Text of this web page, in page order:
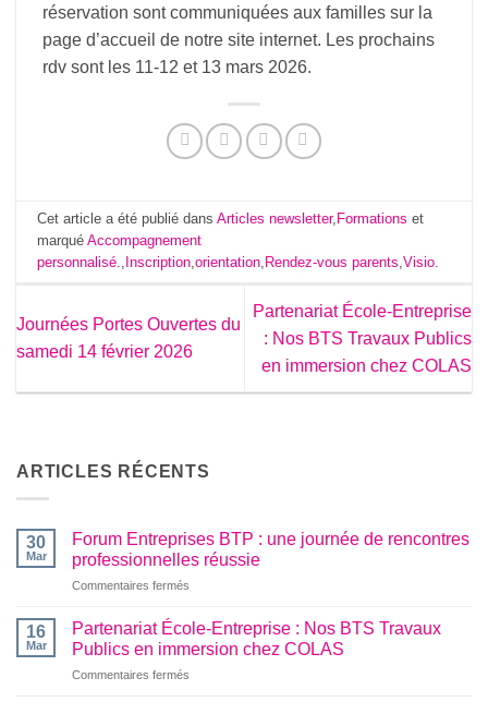
réservation sont communiquées aux familles sur la
page d’accueil de notre site internet. Les prochains
rdv sont les 11-12 et 13 mars 2026.
Cet article a été publié dansArticles newsletter, Formations et
marquéAccompagnement
personnalisé.
Inscription ,orientation Rendez-vous parents ,Visio
Journées Portes Ouvertes du
samedi 14 février 2026
Partenariat École-Entreprise
: Nos BTS Travaux Publics
en immersion chez COLAS
ARTICLES RÉCENTS
30
Mar
Forum Entreprises BTP : une journée de rencontres
professionnelles réussie
Commentaires fermés
Entreprises
:
16
Mar
Partenariat École-Entreprise : Nos BTS Travaux
Publics en immersion chez COLAS
Commentaires fermés